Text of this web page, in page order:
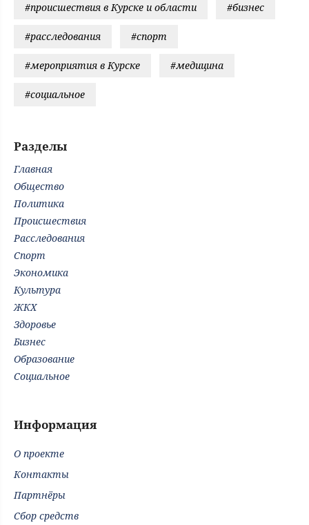
#происшествия в Курске и области #бизнес
#расследования #спорт
#мероприятия в Курске #медицина
#социальное
Разделы
Главная
Общество
Политика
Происшествия
Расследования
Спорт
Экономика
Культура
ЖКХ
Здоровье
Бизнес
Образование
Социальное
Информация
О проекте
Контакты
Партнёры
Сбор средств